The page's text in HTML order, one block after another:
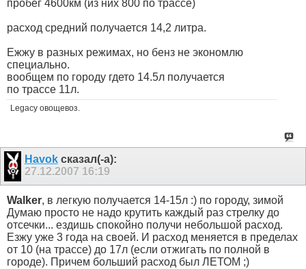
пробег 4600км (из них 800 по трассе)
расход средний получается 14,2 литра.
Ежжу в разных режимах, но бенз не экономлю
специально.
вообщем по городу гдето 14.5л получается
по трассе 11л.
Legacy овощевоз.
Havokсказал(-а):
27.12.2007 16:19
Walker, в легкую получается 14-15л :) по городу, зимой
Думаю просто не надо крутить каждый раз стрелку до
отсечки... ездишь спокойно получи небольшой расход.
Езжу уже 3 года на своей. И расход меняется в пределах
от 10 (на трассе) до 17л (если отжигать по полной в
городе). Причем больший расход был ЛЕТОМ ;)